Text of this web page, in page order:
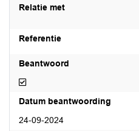
Relatie met
Referentie
Beantwoord
Beantwoord
Datum beantwoording
24-09-2024